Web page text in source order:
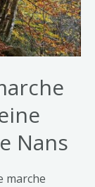
Nans
marche